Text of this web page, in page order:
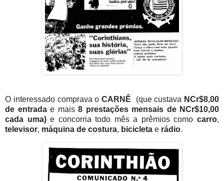
O interessado comprava o CARNÊ (que custava NCr$8,00
de entradae mais 8 prestações mensais de NCr$10,00
cada uma)e concorria todo mês a prêmios comocarro,
televisor, máquina de costura, bicicleta e rádio.